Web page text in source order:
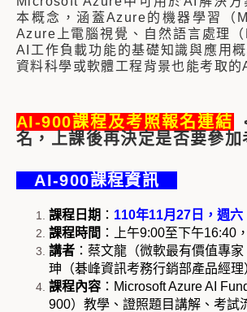
本概念，涵蓋Azure的機器學習（
Azure上電腦視覺、自然語言處理
AI工作負載功能的基礎知識與應用
資料科學或軟體工程背景也能考取的
AI-900課程及考照報名連結
名，上課後再決定是否要參加
AI-900課程資訊
課程日期 ： 110年11月27日，週六
課程時間 ：上午9:00至下午16:40
講者 ：蔡文龍（微軟最有價值專
珅（碁峰資訊考務行銷部產品經理
課程內容 ：Microsoft Azure AI
900）教學、證照題目講解、考試